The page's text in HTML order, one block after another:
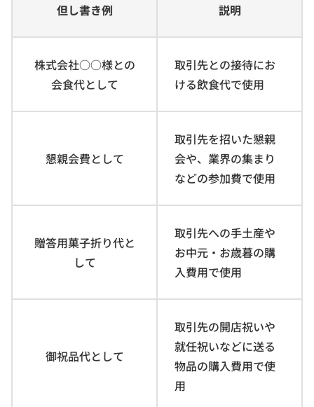
但し書き例 説明
株式会社○○様との
会食代として
取引先との接待にお
ける飲食代で使用
懇親会費として
取引先を招いた懇親
会や、業界の集まり
などの参加費で使用
贈答用菓子折り代と
して
取引先への手土産や
お中元・お歳暮の購
入費用で使用
御祝品代として
取引先の開店祝いや
就任祝いなどに送る
物品の購入費用で使
用